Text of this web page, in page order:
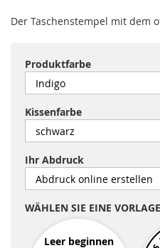
Der Taschenstempel mit dem
Produktfarbe
Kissenfarbe
Ihr Abdruck
WÄHLEN SIE EINE
Leer beginnen